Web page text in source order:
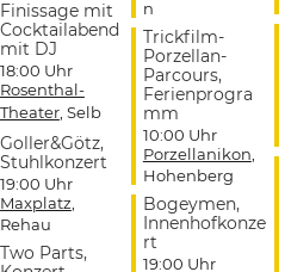
Finissage mit
Cocktailabend
mit DJ
18:00 Uhr
Rosenthal-
Theater, Selb
Goller&Götz,
Stuhlkonzert
19:00 Uhr
Maxplatz
Rehau
Two Parts,
n
Trickfilm-
Porzellan-
Parcours,
Ferienprogra
mm
10:00 Uhr
Porzellanikon
Hohenberg
Bogeymen,
Innenhofkonze
rt
19:00 Uhr